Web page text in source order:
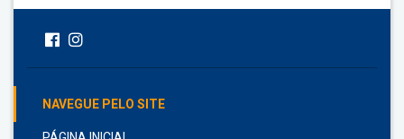
NAVEGUE PELO SITE